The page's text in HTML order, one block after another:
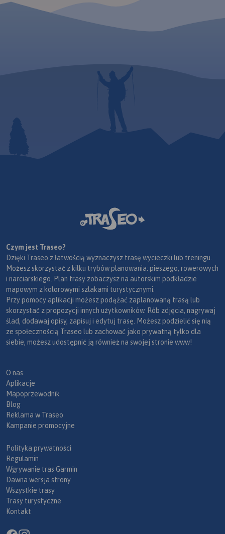
Czym jest Traseo?
Dzięki Traseo z łatwością wyznaczysz trasę wycieczki lub treningu.
Możesz skorzystać z kilku trybów planowania: pieszego, rowerowych
i narciarskiego. Plan trasy zobaczysz na autorskim podkładzie
mapowym z kolorowymi szlakami turystycznymi.
Przy pomocy aplikacji możesz podążać zaplanowaną trasą lub
skorzystać z propozycji innych użytkowników. Rób zdjęcia, nagrywaj
ślad, dodawaj opisy, zapisuj i edytuj trasę. Możesz podzielić się nią
ze społecznością Traseo lub zachować jako prywatną tylko dla
siebie, możesz udostępnić ją również na swojej stronie www!
O nas
Aplikacje
Mapoprzewodnik
Blog
Reklama w Traseo
Kampanie promocyjne
Polityka prywatności
Regulamin
Wgrywanie tras Garmin
Dawna wersja strony
Wszystkie trasy
Trasy turystyczne
Kontakt